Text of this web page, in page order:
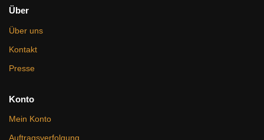
Über
Über uns
Kontakt
Presse
Konto
Mein Konto
Auftragsverfolgung